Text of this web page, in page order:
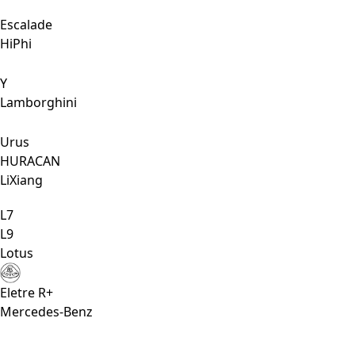
Escalade
HiPhi
Y
Lamborghini
Urus
HURACAN
LiXiang
L7
L9
Lotus
Eletre R+
Mercedes-Benz